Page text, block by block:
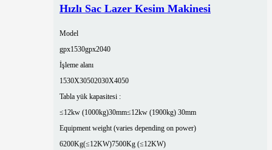
Hızlı Sac Lazer Kesim Makinesi
Model
gpx1530gpx2040
İşleme alanı
1530X30502030X4050
Tabla yük kapasitesi :
≤12kw (1000kg)30mm≤12kw (1900kg) 30mm
Equipment weight (varies depending on power)
6200Kg(≤12KW)7500Kg (≤12KW)